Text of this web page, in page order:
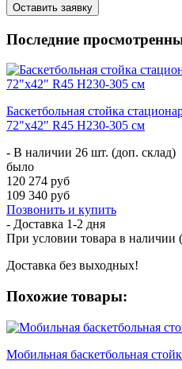
Оставить заявку
Последние
Баскетбольная стойка
72"x42" R45 H230-305 см
- В наличии 26 шт. (доп. склад)
было
120 274 руб
109 340 руб
Позвонить и купить
- Доставка 1-2 дня
При условии товара в наличии
Доставка без выходных!
Похожие товары:
Мобильная баскетбольная